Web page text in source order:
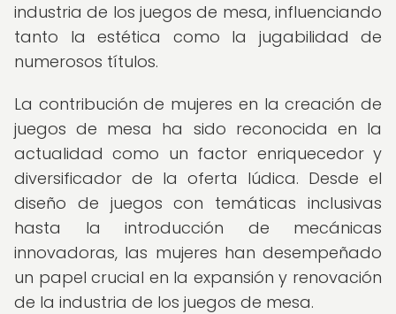
industria de los juegos de mesa, influenciando
tanto la estética como la jugabilidad de
numerosos títulos.
La contribución de mujeres en la creación de
juegos de mesa ha sido reconocida en la
actualidad como un factor enriquecedor y
diversificador de la oferta lúdica. Desde el
diseño de juegos con temáticas inclusivas
hasta la introducción de mecánicas
innovadoras, las mujeres han desempeñado
un papel crucial en la expansión y renovación
de la industria de los juegos de mesa.